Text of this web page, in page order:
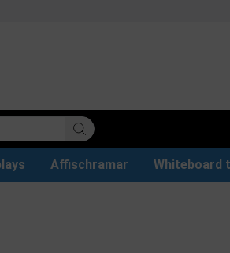
Affischramar Whiteboard